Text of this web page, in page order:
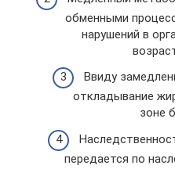
обменными
нарушений в
Ввиду
откладывание
зоне
передается по